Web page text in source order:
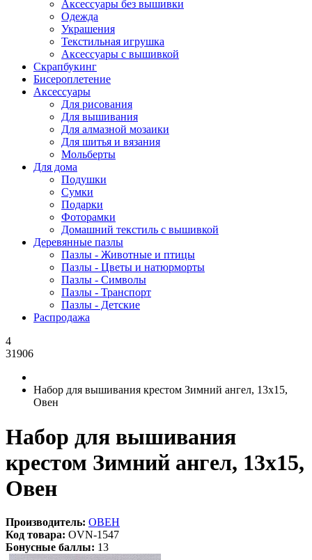
Аксессуары без вышивки
Одежда
Украшения
Текстильная игрушка
Аксессуары с вышивкой
Скрапбукинг
Бисероплетение
Аксессуары
Для рисования
Для вышивания
Для алмазной мозаики
Для шитья и вязания
Мольберты
Для дома
Подушки
Сумки
Подарки
Фоторамки
Домашний текстиль с вышивкой
Деревянные пазлы
Пазлы - Животные и птицы
Пазлы - Цветы и натюрморты
Пазлы - Символы
Пазлы - Транспорт
Пазлы - Детские
Распродажа
4
31906
Набор для вышивания крестом Зимний ангел, 13x15,
Овен
Набор для вышивания
крестом Зимний ангел, 13x15,
Овен
Производитель: ОВЕН
Код товара: OVN-1547
Бонусные баллы: 13